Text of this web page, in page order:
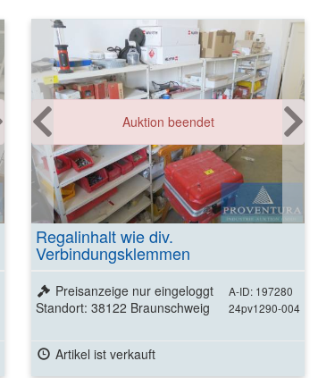
Weitere Details
ansehenAuktion beendet
Regalinhalt wie div.
Verbindungsklemmen
A-ID: 197280
24pv1290-004
Preisanzeige nur eingeloggt
Standort: 38122 Braunschweig
Artikel ist verkauft